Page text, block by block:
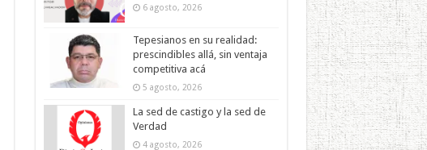
6 agosto, 2026
Tepesianos en su realidad:
prescindibles allá, sin ventaja
competitiva acá
5 agosto, 2026
La sed de castigo y la sed de
Verdad
4 agosto, 2026